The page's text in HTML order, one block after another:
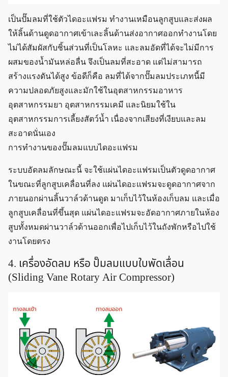
เป็นปั๊มลมที่ใช้ตัวไดอะแฟรม ทำงานเหมือนลูกสูบและส่งผล
ให้ลิ้นด้านดูดอากาศเข้าเละลิ้นด้านส่งอากาศออกทำงานโดย
ไม่ได้สัมผัสกับชิ้นส่วนที่เป็นโลหะ และลมอัดที่ได้จะไม่มีการ
ผสมของน้ำมันหล่อลื่น จึงเป็นลมที่สะอาด แต่ไม่สามารถ
สร้างแรงดันได้สูง ข้อดีก็คือ ลมที่ได้จากปั๊มลมประเภทนี้มี
ความปลอดภัยสูงและมักใช้ในอุตสาหกรรมอาหาร
อุตสาหกรรมยา อุตสาหกรรมเคมี และนิยมใช้ใน
อุตสาหกรรมการเลี้ยงสัตว์น้ำ เนื่องจากเสียงที่เงียบและลม
สะอาดนั่นเอง
การทำงานของปั๊มลมแบบไดอะแฟรม
ระบบอัดลมลักษณะนี้ จะใช้แผ่นไดอะแฟรมเป็นตัวดูดอากาศ
ในขณะที่ลูกสูบเคลื่อนที่ลง แผ่นไดอะแฟรมจะดูดอากาศจาก
ภายนอกผ่านลิ้นวาล์วด้านดูด มาเก็บไว้ในห้องเก็บลม และเมื่อ
ลูกสูบเคลื่อนที่ขึ้นสุด แผ่นไดอะแฟรมจะอัดอากาศภายในห้อง
สูบทั้งหมดผ่านวาล์วด้านออกเพื่อไปเก็บไว้ในถังพักหรือไปใช้
งานโดยตรง
4. เครื่องอัดลม หรือ ปั๊มลมแบบใบพัดเลื่อน
(Sliding Vane Rotary Air Compressor)